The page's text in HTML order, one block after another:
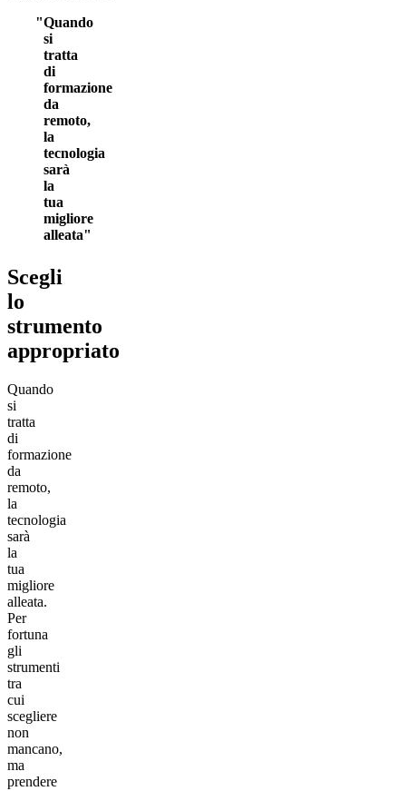
Quando
si
tratta
di
formazione
da
remoto,
la
tecnologia
sarà
la
tua
migliore
alleata
Scegli
lo
strumento
appropriato
Quando
si
tratta
di
formazione
da
remoto,
la
tecnologia
sarà
la
tua
migliore
alleata.
Per
fortuna
gli
strumenti
tra
cui
scegliere
non
mancano,
ma
prendere